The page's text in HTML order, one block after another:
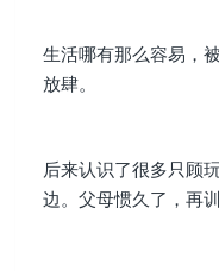
生活哪有那么容易，
放肆。
后来认识了很多只顾
边。父母惯久了，再